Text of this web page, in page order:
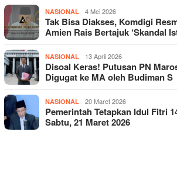
NASIONAL 4 Mei 2026
Tak Bisa Diakses, Komdigi
Amien Rais Bertajuk ‘Skandal
NASIONAL 13 April 2026
Disoal Keras! Putusan PN
Digugat ke MA oleh Budiman S
NASIONAL 20 Maret 2026
Pemerintah Tetapkan Idul Fitri
Sabtu, 21 Maret 2026